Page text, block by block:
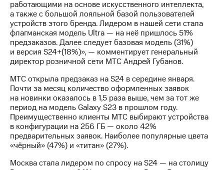
секретарь
Раскрытие
информации
Информация
акционерам
Документы
ПАО
"МТС"
Собрания
акционеров
Личный
кабинет
акционера
Акционерный
капитал
Контроль
и
работающими на основе искусственного интеллекта,
а также с большой лояльной базой пользователей
устройств этого бренда. Лидером в нашей сети стала
флагманская модель Ultra — на неё пришлось 51%
предзаказов. Далее следует базовая модель (31%)
и версия S24+(18%)», — комментирует генеральный
директор розничной сети МТС Андрей Губанов.
МТС открыла предзаказ на S24 в середине января.
Почти за месяц количество оформленных заявок
на новинки оказалось в 1,5 раза выше, чем за тот же
период на модель Galaxy S23 в прошлом году.
Преимущественно клиенты МТС выбирают устройства
в конфигурации на 256 ГБ — около 42%
предварительных заявок. Наиболее популярные цвета
«чёрный» (47%) и «титан» (27%).
Москва стала лидером по спросу на S24 — на столицу